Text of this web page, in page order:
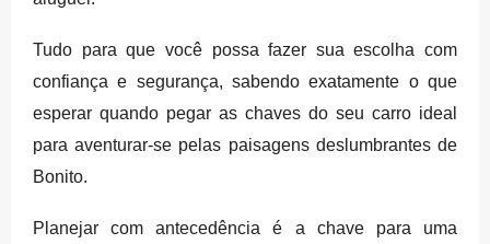
Tudo para que você possa fazer sua escolha com
confiança e segurança, sabendo exatamente o que
esperar quando pegar as chaves do seu carro ideal
para aventurar-se pelas paisagens deslumbrantes de
Bonito.
Planejar com antecedência é a chave para uma